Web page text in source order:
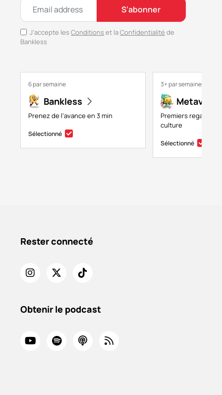
S’abonner
J’accepte lesConditions et laConfidentialité de
Bankless
6 par semaine
Bankless
Prenez de l’avance en 3 min
Sélectionné
3+ par semaine
Premiers regards
culture
Sélectionné
Rester connecté
Obtenir le podcast